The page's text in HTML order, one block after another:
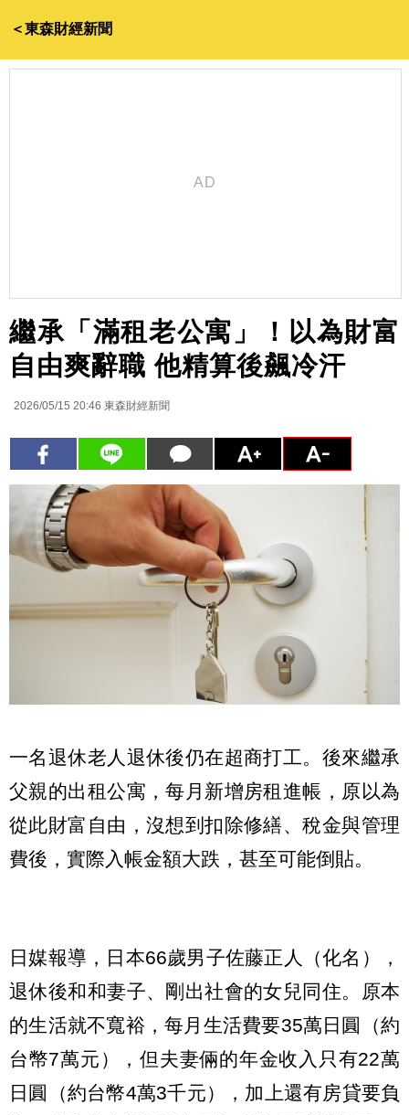
＜東森財經新聞
繼承「滿租老公寓」！以為財富
自由爽辭職 他精算後飆冷汗
2026/05/15 20:46 東森財經新聞
一名退休老人退休後仍在超商打工。後來繼承
父親的出租公寓，每月新增房租進帳，原以為
從此財富自由，沒想到扣除修繕、稅金與管理
費後，實際入帳金額大跌，甚至可能倒貼。
日媒報導，日本66歲男子佐藤正人（化名），
退休後和和妻子、剛出社會的女兒同住。原本
的生活就不寬裕，每月生活費要35萬日圓（約
台幣7萬元），但夫妻倆的年金收入只有22萬
日圓（約台幣4萬3千元），加上還有房貸要負